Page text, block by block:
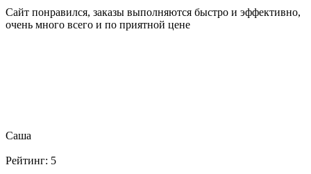
Сайт понравился, заказы выполняются быстро и эффективно,
очень много всего и по приятной цене
Саша
Рейтинг: 5